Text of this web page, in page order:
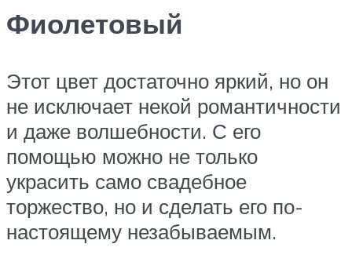
Фиолетовый
Этот цвет достаточно яркий, но он
не исключает некой романтичности
и даже волшебности. С его
помощью можно не только
украсить само свадебное
торжество, но и сделать его по-
настоящему незабываемым.